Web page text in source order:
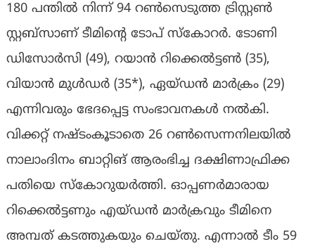
180 പന്തില്‍ നിന്ന് 94 റണ്‍സെടുത്ത ട്രിസ്റ്റണ്‍
സ്റ്റബ്‌സാണ് ടീമിന്റെ ടോപ് സ്‌കോറര്‍. ടോണി
ഡിസോര്‍സി (49), റയാന്‍ റിക്കെല്‍ട്ടണ്‍ (35),
വിയാന്‍ മുള്‍ഡര്‍ (35*), ഏയ്ഡന്‍ മാര്‍ക്രം (29)
എന്നിവരും ഭേദപ്പെട്ട സംഭാവനകള്‍ നല്‍കി.
വിക്കറ്റ് നഷ്ടംകൂടാതെ 26 റണ്‍സെന്നനിലയില്‍
നാലാംദിനം ബാറ്റിങ് ആരംഭിച്ച ദക്ഷിണാഫ്രിക്ക
പതിയെ സ്‌കോറുയര്‍ത്തി. ഓപ്പണര്‍മാരായ
റിക്കെല്‍ട്ടണും എയ്ഡന്‍ മാര്‍ക്രവും ടീമിനെ
അമ്പത് കടത്തുകയും ചെയ്തു. എന്നാല്‍ ടീം 59